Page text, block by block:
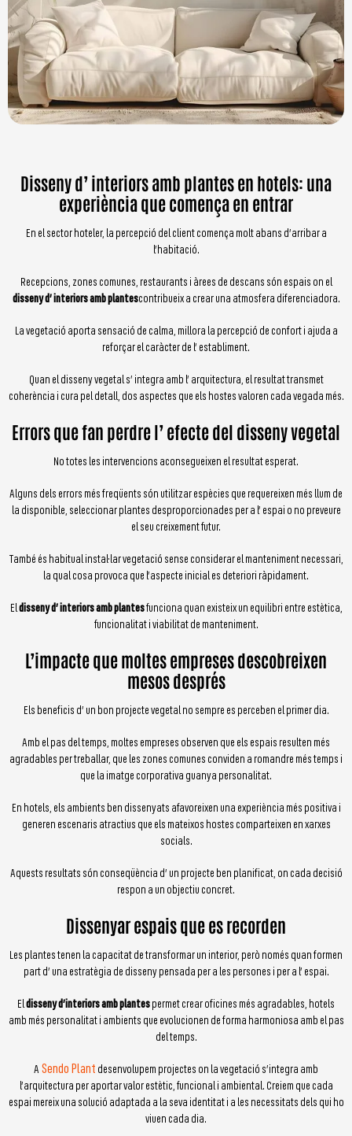
Disseny d’ interiors amb plantes en hotels: una
experiència que comença en entrar
En el sector hoteler, la percepció del client comença molt abans d’arribar a
l’habitació.
Recepcions, zones comunes, restaurants i àrees de descans són espais on el
disseny d’ interiors amb plantescontribueix a crear una atmosfera diferenciadora.
La vegetació aporta sensació de calma, millora la percepció de confort i ajuda a
reforçar el caràcter de l’ establiment.
Quan el disseny vegetal s’ integra amb l’ arquitectura, el resultat transmet
coherència i cura pel detall, dos aspectes que els hostes valoren cada vegada més.
Errors que fan perdre l’ efecte del disseny vegetal
No totes les intervencions aconsegueixen el resultat esperat.
Alguns dels errors més freqüents són utilitzar espècies que requereixen més llum de
la disponible, seleccionar plantes desproporcionades per a l’ espai o no preveure
el seu creixement futur.
També és habitual instal·lar vegetació sense considerar el manteniment necessari,
la qual cosa provoca que l’aspecte inicial es deteriori ràpidament.
Eldisseny d’ interiors amb plantesfunciona quan existeix un equilibri entre estètica,
funcionalitat i viabilitat de manteniment.
L’impacte que moltes empreses descobreixen
mesos després
Els beneficis d’ un bon projecte vegetal no sempre es perceben el primer dia.
Amb el pas del temps, moltes empreses observen que els espais resulten més
agradables per treballar, que les zones comunes conviden a romandre més temps i
que la imatge corporativa guanya personalitat.
En hotels, els ambients ben dissenyats afavoreixen una experiència més positiva i
generen escenaris atractius que els mateixos hostes comparteixen en xarxes
socials.
Aquests resultats són conseqüència d’ un projecte ben planificat, on cada decisió
respon a un objectiu concret.
Dissenyar espais que es recorden
Les plantes tenen la capacitat de transformar un interior, però només quan formen
part d’ una estratègia de disseny pensada per a les persones i per a l’ espai.
Eldisseny d’interiors amb plantes permet crear oficines més agradables, hotels
amb més personalitat i ambients que evolucionen de forma harmoniosa amb el pas
del temps.
A Sendo Plant desenvolupem projectes on la vegetació s’integra amb
l’arquitectura per aportar valor estètic, funcional i ambiental. Creiem que cada
espai mereix una solució adaptada a la seva identitat i a les necessitats dels qui ho
viuen cada dia.